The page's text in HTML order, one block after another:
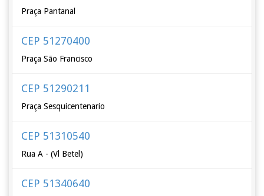
Praça Pantanal
CEP 51270400
Praça São Francisco
CEP 51290211
Praça Sesquicentenario
CEP 51310540
Rua A - (Vl Betel)
CEP 51340640